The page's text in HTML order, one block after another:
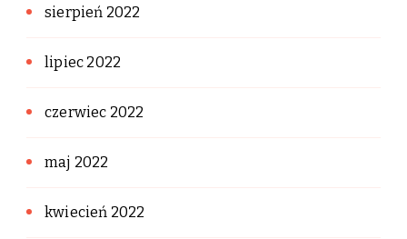
sierpień 2022
lipiec 2022
czerwiec 2022
maj 2022
kwiecień 2022